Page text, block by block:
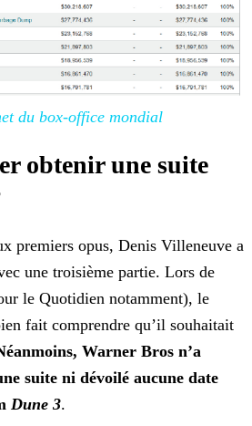
du box-office mondial
obtenir une suite
premiers opus, Denis Villeneuve a
une troisième partie. Lors de
le Quotidien notamment), le
fait comprendre qu’il souhaitait
Warner Bros n’a
suite ni dévoilé aucune date
Dune 3.